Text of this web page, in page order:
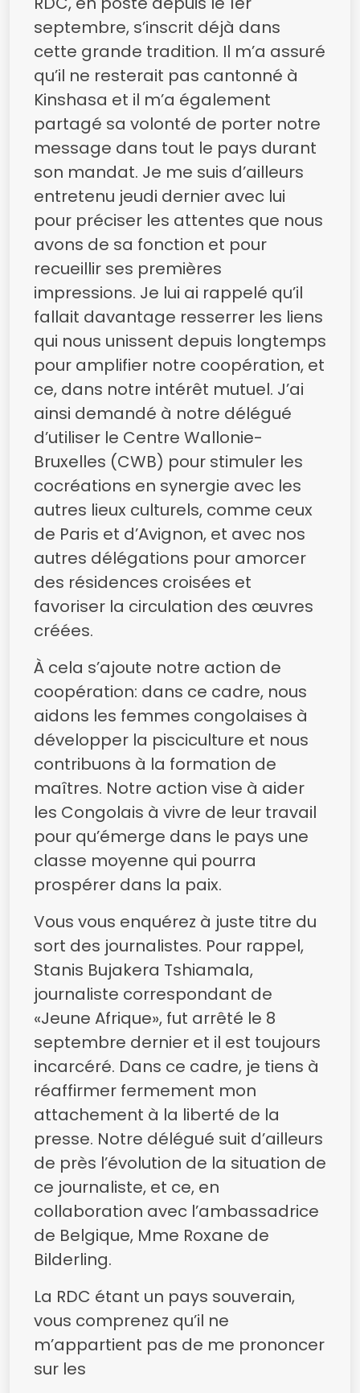
septembre, s’inscrit déjà dans
cette grande tradition. Il m’a assuré
qu’il ne resterait pas cantonné à
Kinshasa et il m’a également
partagé sa volonté de porter notre
message dans tout le pays durant
son mandat. Je me suis d’ailleurs
entretenu jeudi dernier avec lui
pour préciser les attentes que nous
avons de sa fonction et pour
recueillir ses premières
impressions. Je lui ai rappelé qu’il
fallait davantage resserrer les liens
qui nous unissent depuis longtemps
pour amplifier notre coopération, et
ce, dans notre intérêt mutuel. J’ai
ainsi demandé à notre délégué
d’utiliser le Centre Wallonie-
Bruxelles (CWB) pour stimuler les
cocréations en synergie avec les
autres lieux culturels, comme ceux
de Paris et d’Avignon, et avec nos
autres délégations pour amorcer
des résidences croisées et
favoriser la circulation des œuvres
créées.
À cela s’ajoute notre action de
coopération: dans ce cadre, nous
aidons les femmes congolaises à
développer la pisciculture et nous
contribuons à la formation de
maîtres. Notre action vise à aider
les Congolais à vivre de leur travail
pour qu’émerge dans le pays une
classe moyenne qui pourra
prospérer dans la paix.
Vous vous enquérez à juste titre du
sort des journalistes. Pour rappel,
Stanis Bujakera Tshiamala,
journaliste correspondant de
«Jeune Afrique», fut arrêté le 8
septembre dernier et il est toujours
incarcéré. Dans ce cadre, je tiens à
réaffirmer fermement mon
attachement à la liberté de la
presse. Notre délégué suit d’ailleurs
de près l’évolution de la situation de
ce journaliste, et ce, en
collaboration avec l’ambassadrice
de Belgique, Mme Roxane de
Bilderling.
La RDC étant un pays souverain,
vous comprenez qu’il ne
m’appartient pas de me prononcer
sur les